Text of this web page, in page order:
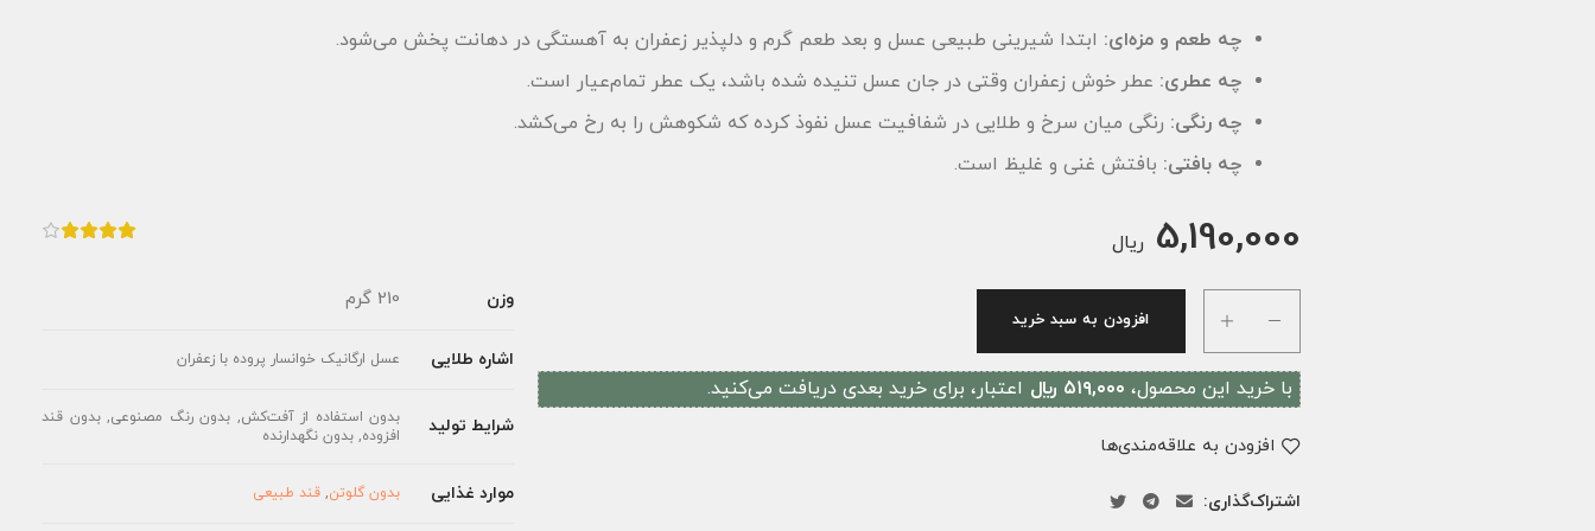
چه طعم و مزه‌ای: ابتدا شیرینی طبیعی عسل و بعد طعم گرم و دلپذیر زعفران به آهستگی در دهانت پخش می‌شود.
چه عطری: عطر خوش زعفران وقتی در جان عسل تنیده شده باشد، یک عطر تمام‌عیار است.
چه رنگی: رنگی میان سرخ و طلایی در شفافیت عسل نفوذ کرده که شکوهش را به رخ می‌کشد.
چه بافتی: بافتش غنی و غلیظ است.
5,190,000 ریال
افزودن به سبد خرید
با خرید این محصول، ۵۱۹,۰۰۰ ﷼ اعتبار، برای خرید بعدی دریافت می‌کنید.
افزودن به علاقه‌مندی‌ها
اشتراک‌گذاری:
وزن 210 گرم
اشاره طلایی عسل ارگانیک خوانسار پروده با زعفران
شرایط تولید
بدون استفاده از آفت‌کش, بدون رنگ مصنوعی, بدون قند
افزوده, بدون نگهدارنده
موارد غذایی بدون گلوتن, قند طبیعی